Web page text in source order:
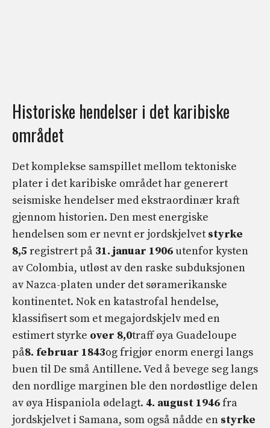
Historiske hendelser i det karibiske
området
Det komplekse samspillet mellom tektoniske
plater i det karibiske området har generert
seismiske hendelser med ekstraordinær kraft
gjennom historien. Den mest energiske
hendelsen som er nevnt er jordskjelvet styrke
8,5 registrert på 31. januar 1906 utenfor kysten
av Colombia, utløst av den raske subduksjonen
av Nazca-platen under det søramerikanske
kontinentet. Nok en katastrofal hendelse,
klassifisert som et megajordskjelv med en
estimert styrke over 8,0traff øya Guadeloupe
på8. februar 1843og frigjør enorm energi langs
buen til De små Antillene. Ved å bevege seg langs
den nordlige marginen ble den nordøstlige delen
av øya Hispaniola ødelagt. 4. august 1946fra
jordskjelvet i Samana, som også nådde en styrke